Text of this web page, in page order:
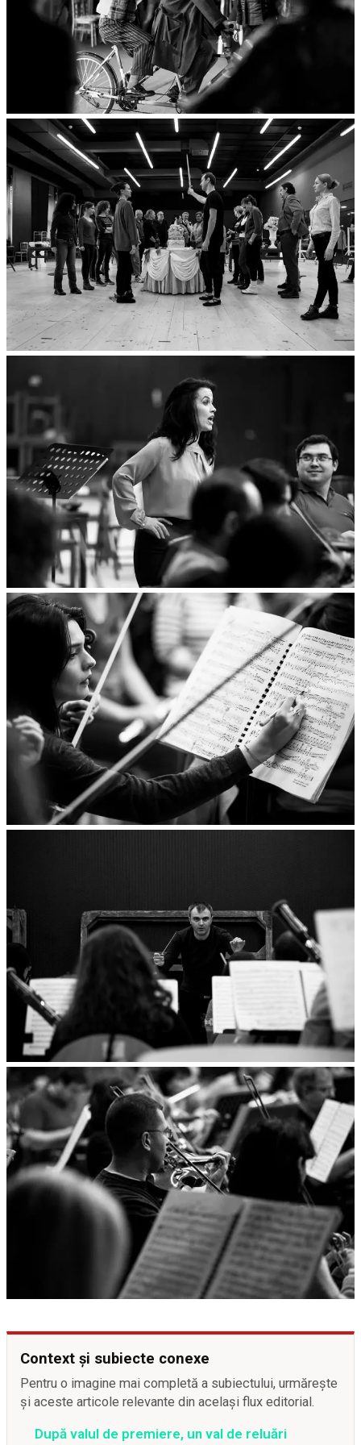
Context și subiecte conexe
Pentru o imagine mai completă a subiectului, urmărește
și aceste articole relevante din același flux editorial.
După valul de premiere, un val de reluări